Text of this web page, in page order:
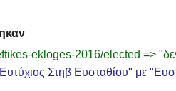
ekloges-2016/elected => "δεν
Στηβ Ευσταθίου" με